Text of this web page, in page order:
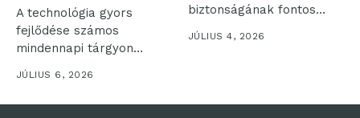
A technológia gyors
fejlődése számos
mindennapi tárgyon
hagyott nyomot, és a
férfiak...
JÚLIUS 6, 2026
biztonságának fontos
eleme a kapu. Hiszen
első látásra...
JÚLIUS 4, 2026